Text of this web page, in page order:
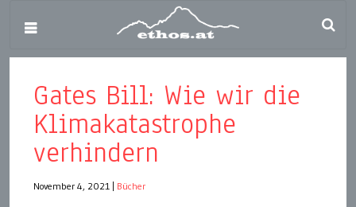
Gates Bill: Wie wir die
Klimakatastrophe
verhindern
November 4, 2021 Bücher